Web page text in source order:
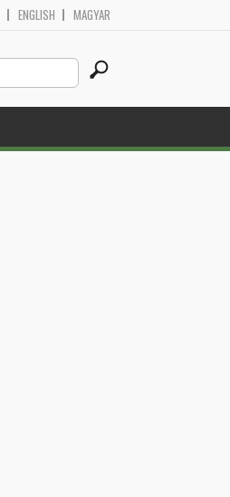
ENGLISH MAGYAR
Search
this
site